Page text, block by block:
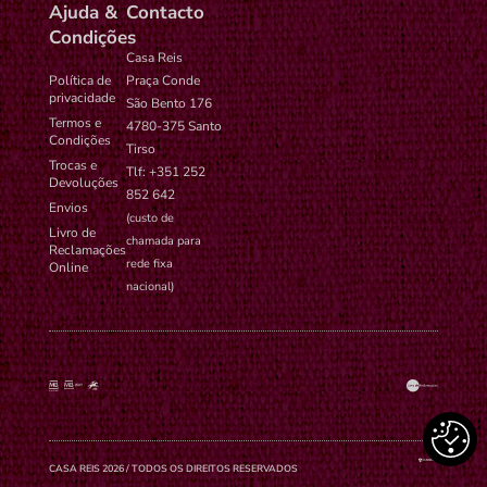
Ajuda &
Condições
Política de
privacidade
Termos e
Condições
Trocas e
Devoluções
Envios
Livro de
Reclamações
Online
Contacto
Casa Reis
Praça Conde
São Bento 176
4780-375 Santo
Tirso
Tlf: +351 252
852 642
(custo de
chamada para
rede fixa
nacional)
CASA REIS 2026 / TODOS OS DIREITOS RESERVADOS